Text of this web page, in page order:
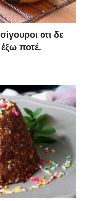
ότι δε
ποτέ.